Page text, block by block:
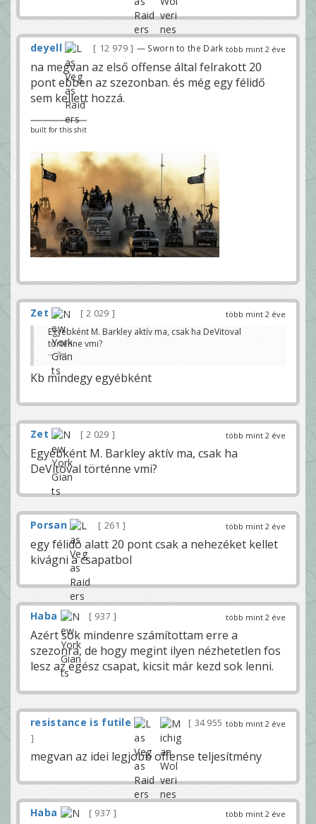
több mint 2 éve
deyell 12 979 — Sworn to the Dark
na megvan az első offense által felrakott 20
pont ebben az szezonban. és még egy félidő
sem kellett hozzá.
built for this shit
több mint 2 éve
Zet
2 029
Egyébként M. Barkley aktív ma, csak ha DeVitoval
történne vmi?
Zet
Kb mindegy egyébként
több mint 2 éve
Zet 2 029
Egyébként M. Barkley aktív ma, csak ha
DeVitoval történne vmi?
több mint 2 éve
Porsan 261
egy félidö alatt 20 pont csak a nehezéket kellet
kivágni a csapatbol
több mint 2 éve
Haba 937
Azért sok mindenre számítottam erre a
szezonra, de hogy megint ilyen nézhetetlen fos
lesz az egész csapat, kicsit már kezd sok lenni.
több mint 2 éve
resistance is futile 34 955
megvan az idei legjobb offense teljesítmény
több mint 2 éve
Haba 937